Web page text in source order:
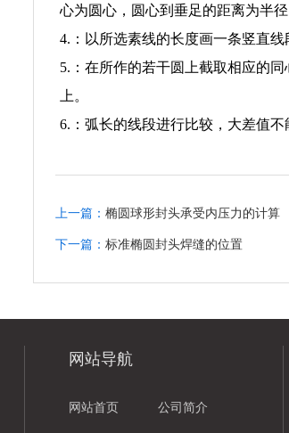
心为圆心，圆心到垂足的距离为半径
4.：以所选素线的长度画一条竖直线
5.：在所作的若干圆上截取相应的
上。
6.：弧长的线段进行比较， 大差值不
上一篇： 椭圆球形封头承受内压力的计算
下一篇： 标准椭圆封头焊缝的位置
网站导航
网站首页 公司简介